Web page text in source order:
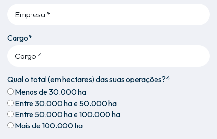
Cargo*
Qual o total (em hectares) das suas operações?*
Menos de 30.000 ha
Entre 30.000 ha e 50.000 ha
Entre 50.000 ha e 100.000 ha
Mais de 100.000 ha